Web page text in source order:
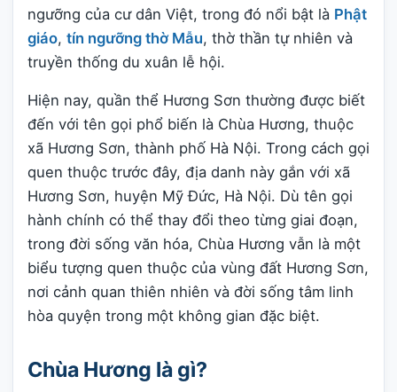
ngưỡng của cư dân Việt, trong đó nổi bật là Phật
giáo, tín ngưỡng thờ Mẫu, thờ thần tự nhiên và
truyền thống du xuân lễ hội.
Hiện nay, quần thể Hương Sơn thường được biết
đến với tên gọi phổ biến là Chùa Hương, thuộc
xã Hương Sơn, thành phố Hà Nội. Trong cách gọi
quen thuộc trước đây, địa danh này gắn với xã
Hương Sơn, huyện Mỹ Đức, Hà Nội. Dù tên gọi
hành chính có thể thay đổi theo từng giai đoạn,
trong đời sống văn hóa, Chùa Hương vẫn là một
biểu tượng quen thuộc của vùng đất Hương Sơn,
nơi cảnh quan thiên nhiên và đời sống tâm linh
hòa quyện trong một không gian đặc biệt.
Chùa Hương là gì?